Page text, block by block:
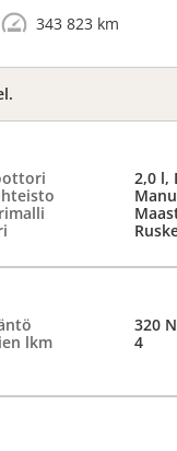
343 823 km
2,0 l,
320
lkm
4